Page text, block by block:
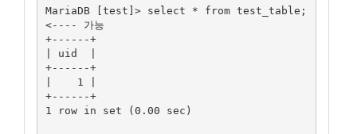
MariaDB [test]> select * from test_table;
<---- 가능
+------+
| uid  |
+------+
|    1 |
+------+
1 row in set (0.00 sec)